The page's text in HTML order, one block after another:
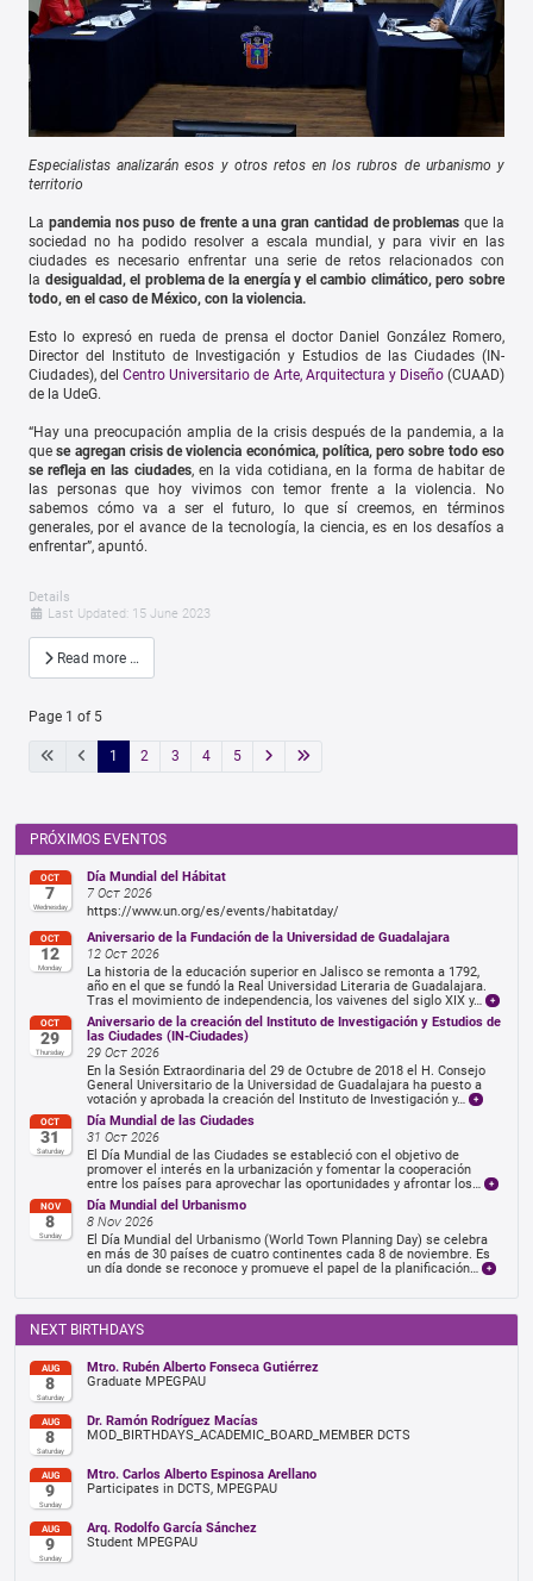
Especialistas analizarán esos y otros retos en los rubros de urbanismo y
territorio
La pandemia nos puso de frente a una gran cantidad de problemas que la
sociedad no ha podido resolver a escala mundial, y para vivir en las
ciudades es necesario enfrentar una serie de retos relacionados con
la desigualdad, el problema de la energía y el cambio climático, pero sobre
todo, en el caso de México, con la violencia.
Esto lo expresó en rueda de prensa el doctor Daniel González Romero,
Director del Instituto de Investigación y Estudios de las Ciudades (IN-
Ciudades), delCentro Universitario de Arte, Arquitectura y Diseño(CUAAD)
de la UdeG.
“Hay una preocupación amplia de la crisis después de la pandemia, a la
quese agregan crisis de violencia económica, política, pero sobre todo eso
se refleja en las ciudades, en la vida cotidiana, en la forma de habitar de
las personas que hoy vivimos con temor frente a la violencia. No
sabemos cómo va a ser el futuro, lo que sí creemos, en términos
generales, por el avance de la tecnología, la ciencia, es en los desafíos a
enfrentar”, apuntó.
Details
Last Updated: 15 June 2023
Read more …
Page 1 of 5
1 2 3 4 5
PRÓXIMOS EVENTOS
OCT
7
Wednesday
Día Mundial del Hábitat
7 Oct 2026
https://www.un.org/es/events/habitatday/
OCT
12
Monday
Aniversario de la Fundación de la Universidad de Guadalajara
12 Oct 2026
La historia de la educación superior en Jalisco se remonta a 1792,
año en el que se fundó la Real Universidad Literaria de Guadalajara.
Tras el movimiento de independencia, los vaivenes del siglo XIX y…
OCT
29
Thursday
Aniversario de la creación del Instituto de Investigación y Estudios de
las Ciudades (IN-Ciudades)
29 Oct 2026
En la Sesión Extraordinaria del 29 de Octubre de 2018 el H. Consejo
General Universitario de la Universidad de Guadalajara ha puesto a
votación y aprobada la creación del Instituto de Investigación y…
OCT
31
Saturday
Día Mundial de las Ciudades
31 Oct 2026
El Día Mundial de las Ciudades se estableció con el objetivo de
promover el interés en la urbanización y fomentar la cooperación
entre los países para aprovechar las oportunidades y afrontar los…
NOV
8
Sunday
Día Mundial del Urbanismo
8 Nov 2026
El Día Mundial del Urbanismo (World Town Planning Day) se celebra
en más de 30 países de cuatro continentes cada 8 de noviembre. Es
un día donde se reconoce y promueve el papel de la planificación…
NEXT BIRTHDAYS
AUG
8
Saturday
Mtro. Rubén Alberto Fonseca Gutiérrez
Graduate MPEGPAU
AUG
8
Saturday
Dr. Ramón Rodríguez Macías
MOD_BIRTHDAYS_ACADEMIC_BOARD_MEMBER DCTS
AUG
9
Sunday
Mtro. Carlos Alberto Espinosa Arellano
Participates in DCTS, MPEGPAU
AUG
9
Sunday
Arq. Rodolfo García Sánchez
Student MPEGPAU